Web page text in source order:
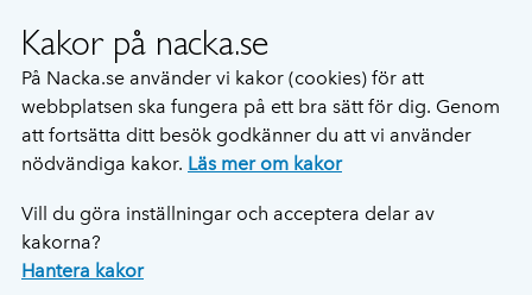
Kakor på nacka.se
På Nacka.se använder vi kakor (cookies) för att
webbplatsen ska fungera på ett bra sätt för dig. Genom
att fortsätta ditt besök godkänner du att vi använder
nödvändiga kakor. Läs mer om kakor
Vill du göra inställningar och acceptera delar av
kakorna?
Hantera kakor